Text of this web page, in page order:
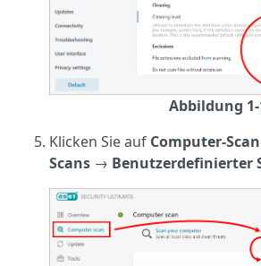
Abbildung 1-
Klicken Sie auf Computer-Scan
Scans → Benutzerdefinierter